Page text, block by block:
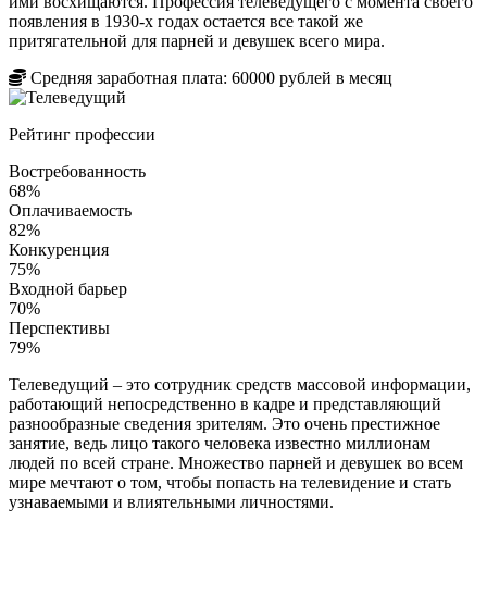
появления в 1930-х годах остается все такой же
притягательной для парней и девушек всего мира.
Средняя заработная плата: 60000 рублей в месяц
Рейтинг профессии
Востребованность
68%
Оплачиваемость
82%
Конкуренция
75%
Входной барьер
70%
Перспективы
79%
Телеведущий – это сотрудник средств массовой информации,
работающий непосредственно в кадре и представляющий
разнообразные сведения зрителям. Это очень престижное
занятие, ведь лицо такого человека известно миллионам
людей по всей стране. Множество парней и девушек во всем
мире мечтают о том, чтобы попасть на телевидение и стать
узнаваемыми и влиятельными личностями.